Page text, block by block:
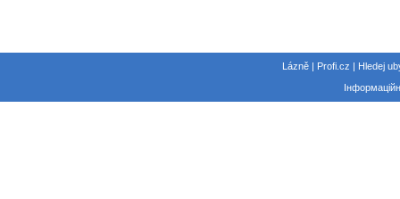
Lázně | Profi.cz | Hledej